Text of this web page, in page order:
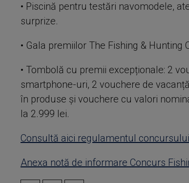
• Piscină pentru testări navomodele,
surprize.
• Gala premiilor The Fishing & Hunting
• Tombolă cu premii excepționale: 2
smartphone-uri, 2 vouchere de
în produse și vouchere cu valori
la 2.999 lei.
Consultă aici regulamentul
Anexa notă de informare Concurs